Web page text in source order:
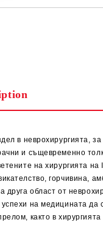
в неврохирургията, за
и същевременно
на хирургията
горчивина,
област от
на медицината да
както в хирургията